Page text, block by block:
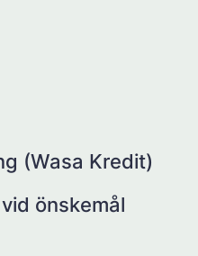
(Wasa Kredit)
önskemål